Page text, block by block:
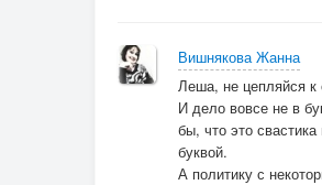
Вишнякова Жанна
Леша, не цепляйся
И дело вовсе не в
бы, что это
буквой.
А политику с